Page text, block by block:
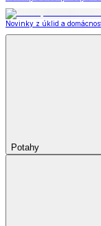
Novinky z úklid a
Potahy